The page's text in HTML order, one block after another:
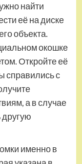
найти
её на диске
объекта.
окошке
Откройте её
справились с
а в случае
другую
именно в